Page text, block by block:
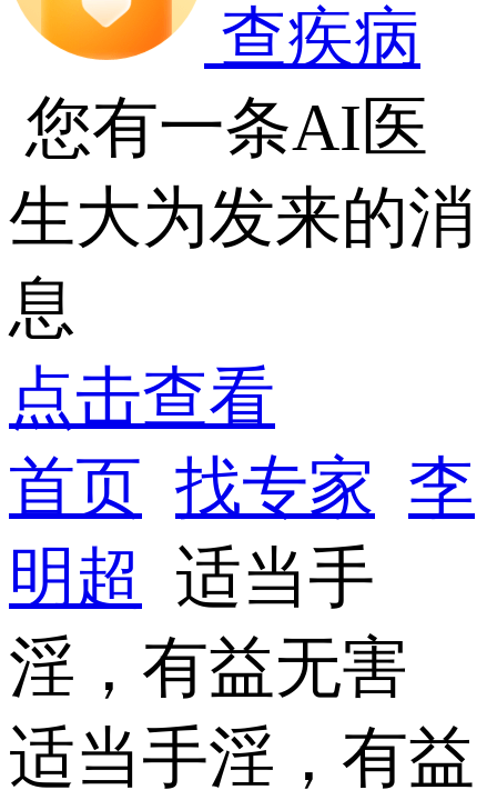
查疾病
您有一条AI医
生大为发来的消
息
点击查看
首页 找专家 李
明超 适当手
淫，有益无害
适当手淫，有益